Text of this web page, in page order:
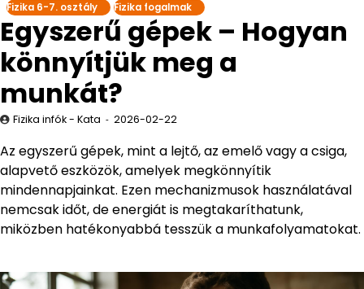
Fizika 6-7. osztály Fizika fogalmak
Egyszerű gépek – Hogyan
könnyítjük meg a
munkát?
Fizika infók - Kata 2026-02-22
Az egyszerű gépek, mint a lejtő, az emelő vagy a csiga,
alapvető eszközök, amelyek megkönnyítik
mindennapjainkat. Ezen mechanizmusok használatával
nemcsak időt, de energiát is megtakaríthatunk,
miközben hatékonyabbá tesszük a munkafolyamatokat.